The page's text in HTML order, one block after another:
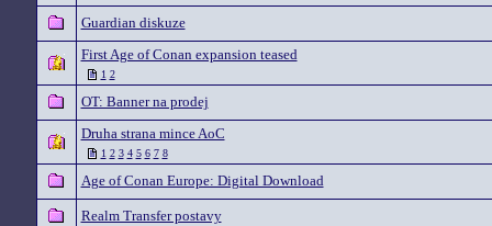
Guardian diskuze
First Age of Conan expansion teased
1 2
OT: Banner na prodej
Druha strana mince AoC
1 2 3 4 5 6 7 8
Age of Conan Europe: Digital Download
Realm Transfer postavy